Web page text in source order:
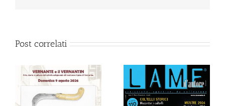
Post correlati